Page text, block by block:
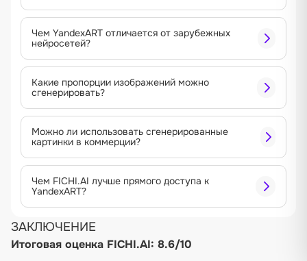
Чем YandexART отличается от зарубежных
нейросетей?
Какие пропорции изображений можно
сгенерировать?
Можно ли использовать сгенерированные
картинки в коммерции?
Чем FICHI.AI лучше прямого доступа к
YandexART?
ЗАКЛЮЧЕНИЕ
Итоговая оценка FICHI.AI: 8.6/10